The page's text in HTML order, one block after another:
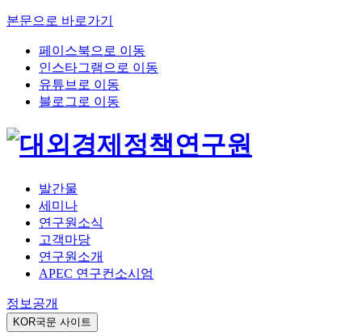
본문으로 바로가기
페이스북으로 이동
인스타그램으로 이동
유튜브로 이동
블로그로 이동
발간물
세미나
연구원소식
고객마당
연구원소개
APEC 연구컨소시엄
정보공개
KOR국문 사이트